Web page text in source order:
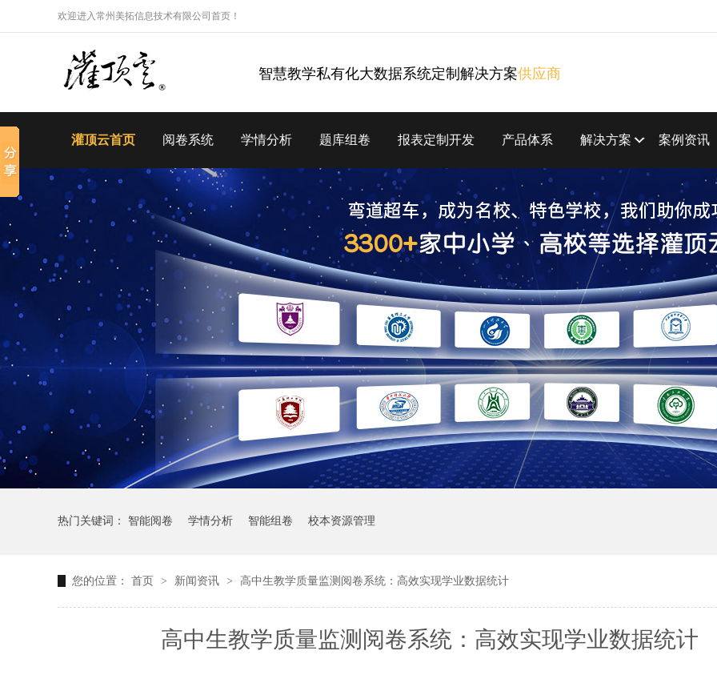
欢迎进入常州美拓信息技术有限公司首页！
智慧教学私有化大数据系统定制解决方案供应商
灌顶云首页 阅卷系统 学情分析 题库组卷 报表定制开发 产品体系 解决方案 案例资讯
热门关键词： 智能阅卷 学情分析 智能组卷 校本资源管理
您的位置： 首页 > 新闻资讯 > 高中生教学质量监测阅卷系统：高效实现学业数据统计
高中生教学质量监测阅卷系统：高效实现学业数据统计